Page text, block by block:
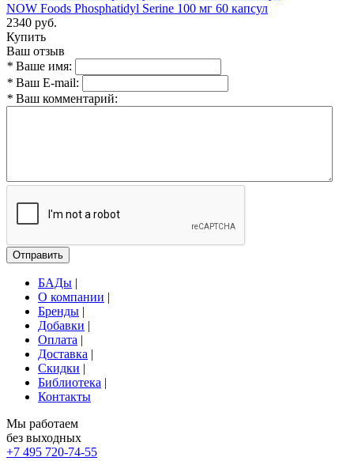
NOW Foods Phosphatidyl Serine 100 мг 60 капсул
2340 руб.
Купить
Ваш отзыв
* Ваше имя:
* Ваш E-mail:
* Ваш комментарий:
Отправить
БАДы |
О компании |
Бренды |
Добавки |
Оплата |
Доставка |
Скидки |
Библиотека |
Контакты
Мы работаем
без выходных
+7 495 720-74-55